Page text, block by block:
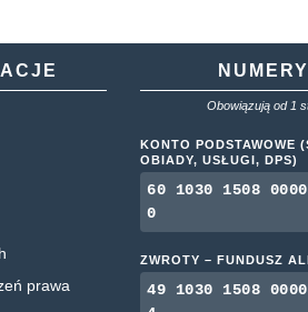
prawa
Obowiązują od 1
KONTO PODSTAWOWE
OBIADY, USŁUGI, DPS)
60 1030 1508
0
ZWROTY – FUNDUSZ
49 1030 1508